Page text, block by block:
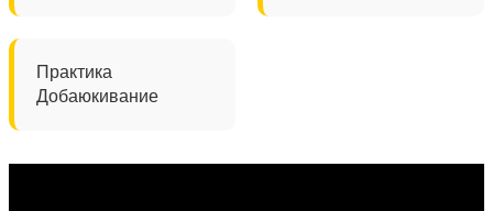
Практика
Добаюкивание